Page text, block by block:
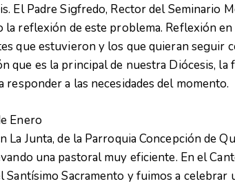
El Padre Sigfredo, Rector del Seminario
la reflexión de este problema. Reflexión
que estuvieron y los que quieran seguir
que es la principal de nuestra Diócesis, la
responder a las necesidades del momento.
Enero
La Junta, de la Parroquia Concepción de
una pastoral muy eficiente. En el
Santísimo Sacramento y fuimos a celebrar